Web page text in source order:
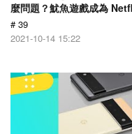
麼問題？魷魚遊戲成為
# 39
2021-10-14 15:22